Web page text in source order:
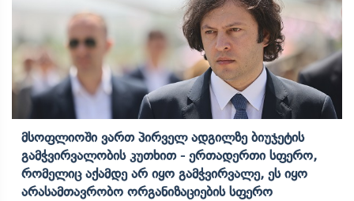
Მსოფლიოში Ვართ Პირველ Ადგილზე Ბიუჯეტის
Გამჭვირვალობის Კუთხით - Ერთადერთი Სფერო,
Რომელიც Აქამდე Არ Იყო Გამჭვირვალე, Ეს Იყო
Არასამთავრობო Ორგანიზაციების Სფერო